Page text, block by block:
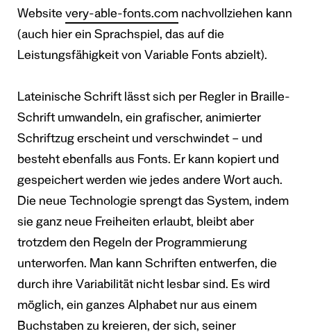
Website very-able-fonts.com nachvollziehen kann
(auch hier ein Sprachspiel, das auf die
Leistungsfähigkeit von Variable Fonts abzielt).
Lateinische Schrift lässt sich per Regler in Braille-
Schrift umwandeln, ein grafischer, animierter
Schriftzug erscheint und verschwindet – und
besteht ebenfalls aus Fonts. Er kann kopiert und
gespeichert werden wie jedes andere Wort auch.
Die neue Technologie sprengt das System, indem
sie ganz neue Freiheiten erlaubt, bleibt aber
trotzdem den Regeln der Programmierung
unterworfen. Man kann Schriften entwerfen, die
durch ihre Variabilität nicht lesbar sind. Es wird
möglich, ein ganzes Alphabet nur aus einem
Buchstaben zu kreieren, der sich, seiner